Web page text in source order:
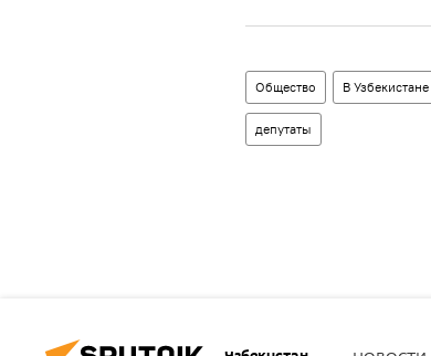
Общество В Узбекистане
депутаты